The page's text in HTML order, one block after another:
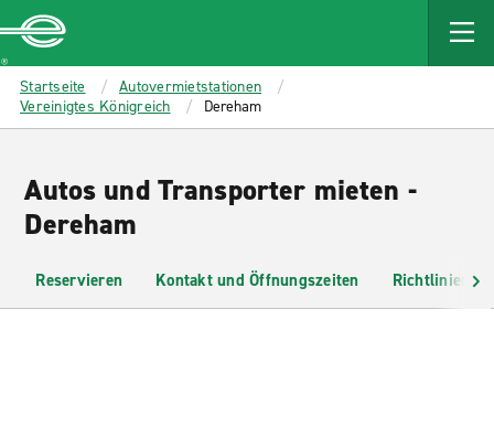
MAIN
CONTENT
Enterprise
Startseite
Autovermietstationen
Vereinigtes Königreich
Dereham
Autos und Transporter mieten -
Dereham
Reservieren Kontakt und Öffnungszeiten Richtlinien